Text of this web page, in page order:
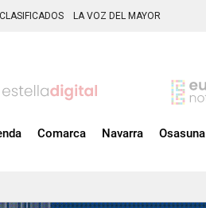
CLASIFICADOS LA VOZ DEL MAYOR
Comarca Navarra Osasuna